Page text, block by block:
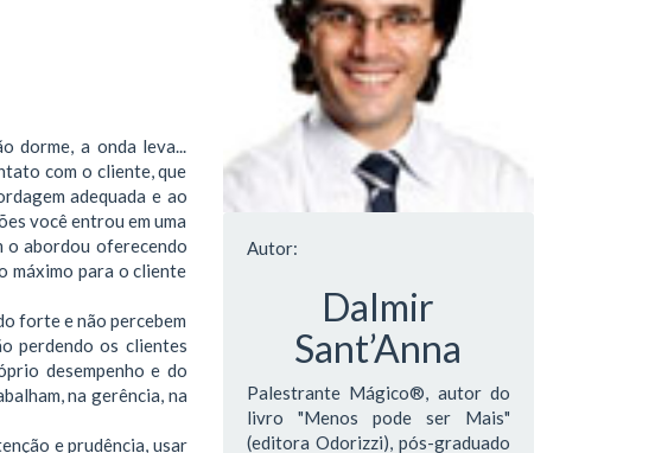
dorme, a onda leva...
com o cliente, que
adequada e ao
você entrou em uma
o abordou oferecendo
máximo para o cliente
forte e não percebem
perdendo os clientes
desempenho e do
na gerência, na
e prudência, usar
Autor:
Dalmir
Sant’Anna
Palestrante Mágico®, autor do
livro "Menos pode ser Mais"
(editora Odorizzi), pós-graduado